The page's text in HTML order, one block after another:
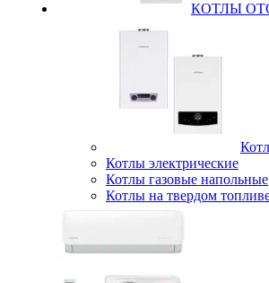
КОТЛЫ
Котлы электрические
Котлы газовые напольные
Котлы на твердом